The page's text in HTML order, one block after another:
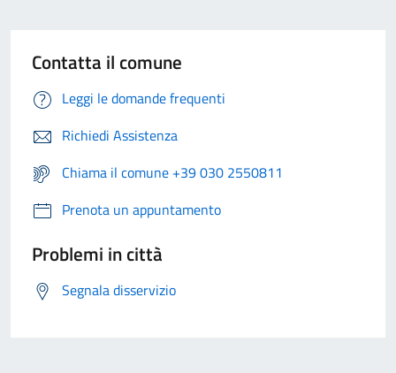
Contatta il comune
Leggi le domande frequenti
Richiedi Assistenza
Chiama il comune +39 030 2550811
Prenota un appuntamento
Problemi in città
Segnala disservizio